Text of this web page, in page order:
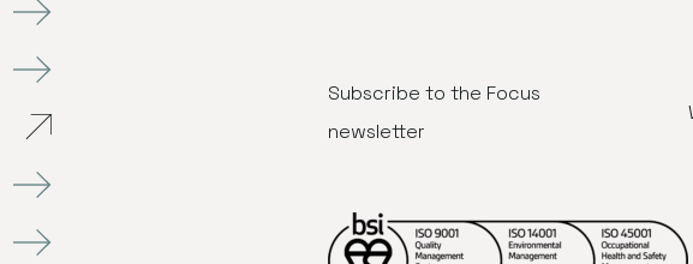
Subscribe to the Focus
newsletter